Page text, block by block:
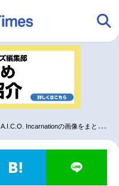
アニメ
音楽 コスプレ
A.I.C.O. Incarnationの画像をまとめました